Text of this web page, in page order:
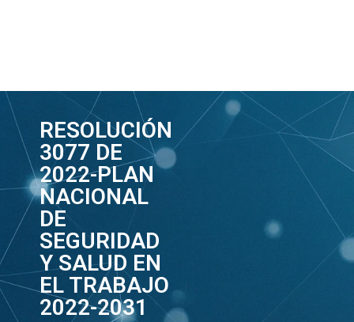
RESOLUCIÓN
3077 DE
2022-PLAN
NACIONAL
DE
SEGURIDAD
Y SALUD EN
EL TRABAJO
2022-2031